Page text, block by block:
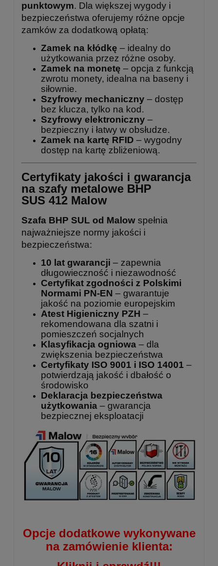
punktowym. Dla większej wygody i
bezpieczeństwa oferujemy różne opcje
zamków za dodatkową opłatą:
Zamek na kłódkę – idealny do
użytkowania przez różne osoby.
Zamek na monetę – opcja z funkcją
zwrotu monety, idealna na baseny i
siłownie.
Szyfrowy mechaniczny – dostęp
bez klucza, tylko na kod.
Szyfrowy elektroniczny –
bezpieczny i łatwy w obsłudze.
Zamek na kartę RFID – wygodny
dostęp na kartę zbliżeniową.
Certyfikaty jakości i gwarancja
na szafy metalowe BHP
SUS 412 Malow
Szafa BHP SUL od Malow spełnia
najważniejsze normy jakości i
bezpieczeństwa:
10 lat gwarancji – zapewnia
długowieczność i niezawodność
Certyfikat zgodności z Polskimi
Normami PN-EN – gwarantuje
jakość na poziomie europejskim
Atest Higieniczny PZH –
rekomendowana dla szatni i
pomieszczeń socjalnych
Klasyfikacja ogniowa – dla
zwiększenia bezpieczeństwa
Certyfikaty ISO 9001 i ISO 14001 –
potwierdzają jakość i dbałość o
środowisko
Deklaracja bezpieczeństwa
użytkowania – gwarancja
bezpiecznej eksploatacji
Opcje dodatkowe wykonywane
na zamówienie klienta: